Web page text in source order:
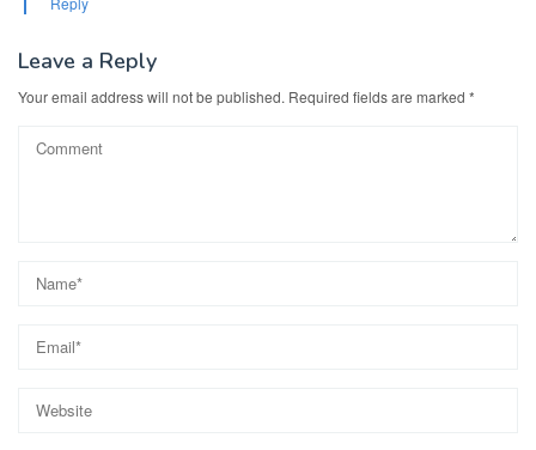
Leave a Reply
Your email address will not be published. Required fields are marked *